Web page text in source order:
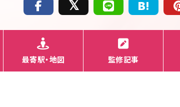
最寄駅・地図 監修記事